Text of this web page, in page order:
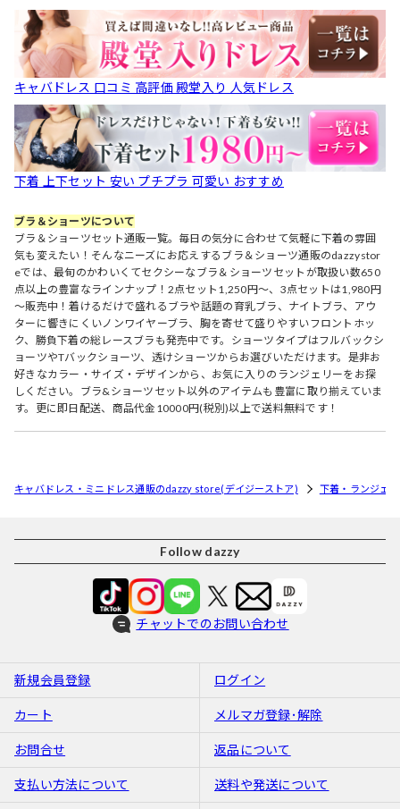
キャバドレス 口コミ 高評価 殿堂入り 人気ドレス
下着 上下セット 安い プチプラ 可愛い おすすめ
ブラ＆ショーツについて
ブラ＆ショーツセット通販一覧。毎日の気分に合わせて気軽に下着の雰囲
気も変えたい！そんなニーズにお応えするブラ＆ショーツ通販のdazzystor
eでは、最旬のかわいくてセクシーなブラ＆ショーツセットが取扱い数650
点以上の豊富なラインナップ！2点セット1,250円～、3点セットは1,980円
～販売中！着けるだけで盛れるブラや話題の育乳ブラ、ナイトブラ、アウ
ターに響きにくいノンワイヤーブラ、胸を寄せて盛りやすいフロントホッ
ク、勝負下着の総レースブラも発売中です。ショーツタイプはフルバックシ
ョーツやTバックショーツ、透けショーツからお選びいただけます。是非お
好きなカラー・サイズ・デザインから、お気に入りのランジェリーをお探
しください。ブラ&ショーツセット以外のアイテムも豊富に取り揃えていま
す。更に即日配送、商品代金10000円(税別)以上で送料無料です！
キャバドレス・ミニドレス通販のdazzy store(デイジーストア) 下着・ランジェ
Follow dazzy
チャットでのお問い合わせ
新規会員登録 ログイン
カート メルマガ登録･解除
お問合せ 返品について
支払い方法について 送料や発送について